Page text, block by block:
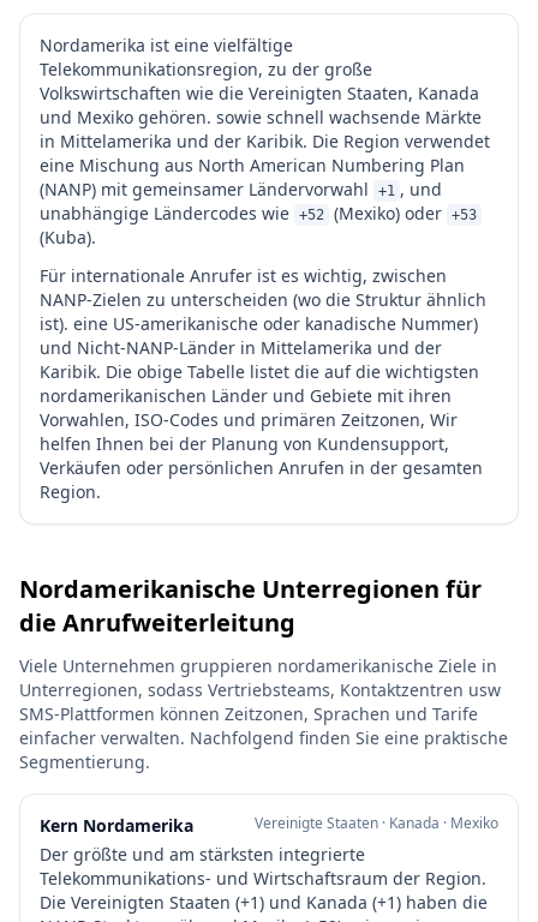
Nordamerika ist eine vielfältige
Telekommunikationsregion, zu der große
Volkswirtschaften wie die Vereinigten Staaten, Kanada
und Mexiko gehören. sowie schnell wachsende Märkte
in Mittelamerika und der Karibik. Die Region verwendet
eine Mischung aus North American Numbering Plan
(NANP) mit gemeinsamer Ländervorwahl
+1 , und
unabhängige Ländercodes wie +52 (Mexiko) oder +53
(Kuba).
Für internationale Anrufer ist es wichtig, zwischen
NANP-Zielen zu unterscheiden (wo die Struktur ähnlich
ist). eine US-amerikanische oder kanadische Nummer)
und Nicht-NANP-Länder in Mittelamerika und der
Karibik. Die obige Tabelle listet die auf die wichtigsten
nordamerikanischen Länder und Gebiete mit ihren
Vorwahlen, ISO-Codes und primären Zeitzonen, Wir
helfen Ihnen bei der Planung von Kundensupport,
Verkäufen oder persönlichen Anrufen in der gesamten
Region.
Nordamerikanische Unterregionen für
die Anrufweiterleitung
Viele Unternehmen gruppieren nordamerikanische Ziele in
Unterregionen, sodass Vertriebsteams, Kontaktzentren usw
SMS-Plattformen können Zeitzonen, Sprachen und Tarife
einfacher verwalten. Nachfolgend finden Sie eine praktische
Segmentierung.
Kern Nordamerika Vereinigte Staaten · Kanada · Mexiko
Der größte und am stärksten integrierte
Telekommunikations- und Wirtschaftsraum der Region.
Die Vereinigten Staaten (+1) und Kanada (+1) haben die